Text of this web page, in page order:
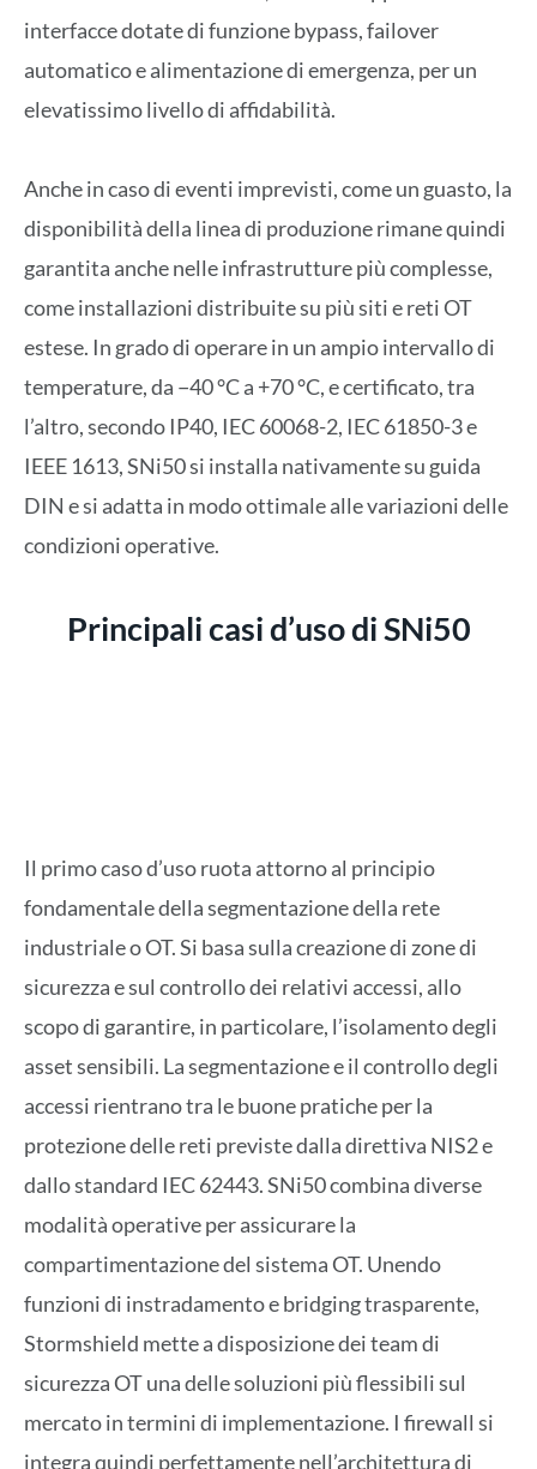
interfacce dotate di funzione bypass, failover
automatico e alimentazione di emergenza, per un
elevatissimo livello di affidabilità.
Anche in caso di eventi imprevisti, come un guasto, la
disponibilità della linea di produzione rimane quindi
garantita anche nelle infrastrutture più complesse,
come installazioni distribuite su più siti e reti OT
estese. In grado di operare in un ampio intervallo di
temperature, da −40 °C a +70 °C, e certificato, tra
l’altro, secondo IP40, IEC 60068-2, IEC 61850-3 e
IEEE 1613, SNi50 si installa nativamente su guida
DIN e si adatta in modo ottimale alle variazioni delle
condizioni operative.
Principali casi d’uso di SNi50
Il primo caso d’uso ruota attorno al principio
fondamentale della segmentazione della rete
industriale o OT. Si basa sulla creazione di zone di
sicurezza e sul controllo dei relativi accessi, allo
scopo di garantire, in particolare, l’isolamento degli
asset sensibili. La segmentazione e il controllo degli
accessi rientrano tra le buone pratiche per la
protezione delle reti previste dalla direttiva NIS2 e
dallo standard IEC 62443. SNi50 combina diverse
modalità operative per assicurare la
compartimentazione del sistema OT. Unendo
funzioni di instradamento e bridging trasparente,
Stormshield mette a disposizione dei team di
sicurezza OT una delle soluzioni più flessibili sul
mercato in termini di implementazione. I firewall si
integra quindi perfettamente nell’architettura di